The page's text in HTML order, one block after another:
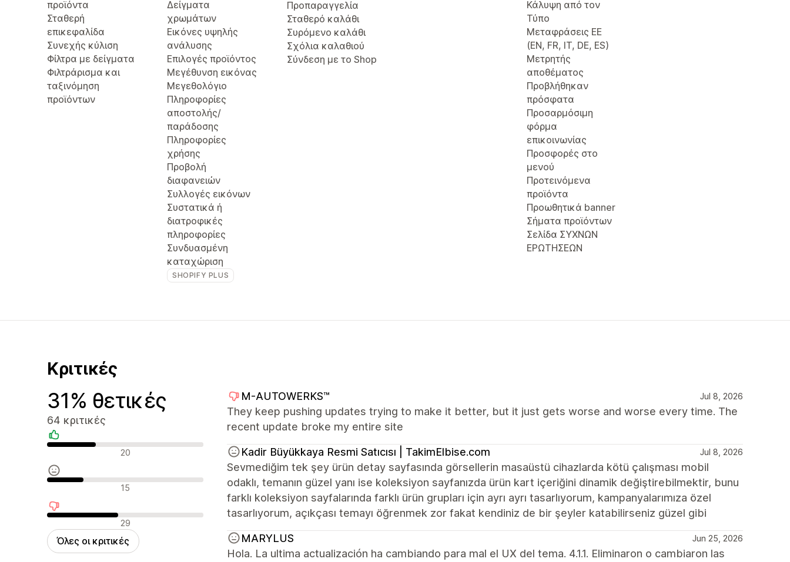
προϊόντα
Σταθερή
επικεφαλίδα
Συνεχής κύλιση
Φίλτρα με δείγματα
Φιλτράρισμα και
ταξινόμηση
προϊόντων
Δείγματα
χρωμάτων
Εικόνες υψηλής
ανάλυσης
Επιλογές προϊόντος
Μεγέθυνση εικόνας
Μεγεθολόγιο
Πληροφορίες
αποστολής/
παράδοσης
Πληροφορίες
χρήσης
Προβολή
διαφανειών
Συλλογές εικόνων
Συστατικά ή
διατροφικές
πληροφορίες
Συνδυασμένη
καταχώριση
SHOPIFY PLUS
Προπαραγγελία
Σταθερό καλάθι
Συρόμενο καλάθι
Σχόλια καλαθιού
Σύνδεση με το Shop
Κάλυψη από τον
Τύπο
Μεταφράσεις ΕΕ
(EN, FR, IT, DE, ES)
Μετρητής
αποθέματος
Προβλήθηκαν
πρόσφατα
Προσαρμόσιμη
φόρμα
επικοινωνίας
Προσφορές στο
μενού
Προτεινόμενα
προϊόντα
Προωθητικά banner
Σήματα προϊόντων
Σελίδα ΣΥΧΝΩΝ
ΕΡΩΤΗΣΕΩΝ
Κριτικές
31% θετικές
64 κριτικές
Θετικές κριτικές20
Ουδέτερες κριτικές
15
Αρνητικές κριτικές
29
Όλες οι κριτικές
M-AUTOWERKS™ Jul 8, 2026
They keep pushing updates trying to make it better, but it just gets worse and worse every time. The
recent update broke my entire site
Kadir Büyükkaya Resmi Satıcısı | TakimElbise.com Jul 8, 2026
Sevmediğim tek şey ürün detay sayfasında görsellerin masaüstü cihazlarda kötü çalışması mobil
odaklı, temanın güzel yanı ise koleksiyon sayfanızda ürün kart içeriğini dinamik değiştirebilmektir, bunu
farklı koleksiyon sayfalarında farklı ürün grupları için ayrı ayrı tasarlıyorum, kampanyalarımıza özel
tasarlıyorum, açıkçası temayı öğrenmek zor fakat kendiniz de bir şeyler katabilirseniz güzel gibi
MARYLUS Jun 25, 2026
Hola. La ultima actualización ha cambiando para mal el UX del tema. 4.1.1. Eliminaron o cambiaron las